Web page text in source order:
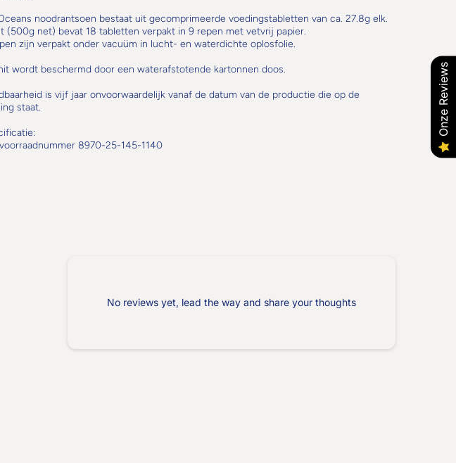
noodrantsoen bestaat uit gecomprimeerde voedingstabletten van ca. 27.8g elk.
(500g net) bevat 18 tabletten verpakt in 9 repen met vetvrij papier.
zijn verpakt onder vacuüm in lucht- en waterdichte oplosfolie.
wordt beschermd door een waterafstotende kartonnen doos.
is vijf jaar onvoorwaardelijk vanaf de datum van de productie die op de
staat.
8970-25-145-1140
No reviews yet, lead the way and share your thoughts
Onze Reviews